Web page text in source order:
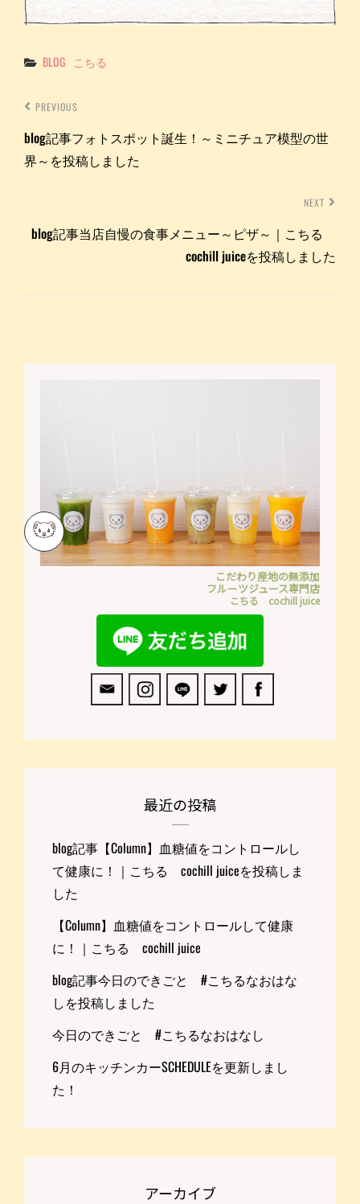
Categories
BLOG こちる
PREVIOUS
blog記事フォトスポット誕生！～ミニチュア模型の世
界～を投稿しました
NEXT
blog記事当店自慢の食事メニュー～ピザ～｜こちる
cochill juiceを投稿しました
こだわり産地の無添加
フルーツジュース専門店
こちる cochill juice
最近の投稿
blog記事【Column】血糖値をコントロールし
て健康に！｜こちる cochill juiceを投稿しま
した
【Column】血糖値をコントロールして健康
に！｜こちる cochill juice
blog記事今日のできごと #こちるなおはな
しを投稿しました
今日のできごと #こちるなおはなし
6月のキッチンカーSCHEDULEを更新しまし
た！
アーカイブ